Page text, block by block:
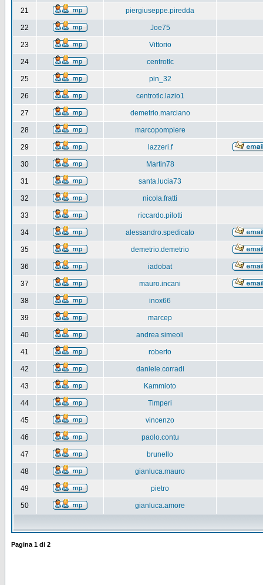
21 piergiuseppe.piredda
22 Joe75
23 Vittorio
24 centrotlc
25 pin_32
26 centrotlc.lazio1
27 demetrio.marciano
28 marcopompiere
29 lazzeri.f
30 Martin78
31 santa.lucia73
32 nicola.fratti
33 riccardo.pilotti
34 alessandro.spedicato
35 demetrio.demetrio
36 iadobat
37 mauro.incani
38 inox66
39 marcep
40 andrea.simeoli
41 roberto
42 daniele.corradi
43 Kammioto
44 Timperi
45 vincenzo
46 paolo.contu
47 brunello
48 gianluca.mauro
49 pietro
50 gianluca.amore
Pagina 1 di 2